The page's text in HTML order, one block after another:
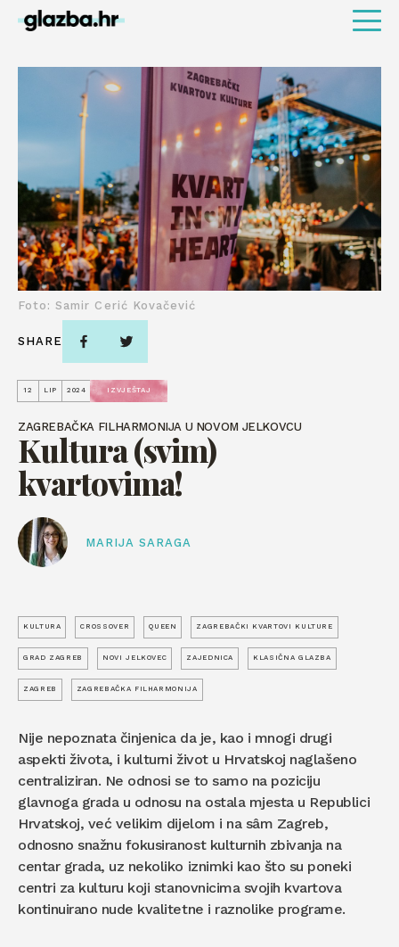
12 LIP 2024 IZVJEŠTAJ
ZAGREBAČKA FILHARMONIJA U NOVOM JELKOVCU
Kultura (svim)
kvartovima!
MARIJA SARAGA
Foto: Samir Cerić Kovačević
SHARE
KULTURA CROSSOVER QUEEN ZAGREBAČKI KVARTOVI KULTURE
GRAD ZAGREB NOVI JELKOVEC ZAJEDNICA KLASIČNA GLAZBA
ZAGREB ZAGREBAČKA FILHARMONIJA
Nije nepoznata činjenica da je, kao i mnogi drugi
aspekti života, i kulturni život u Hrvatskoj naglašeno
centraliziran. Ne odnosi se to samo na poziciju
glavnoga grada u odnosu na ostala mjesta u Republici
Hrvatskoj, već velikim dijelom i na sâm Zagreb,
odnosno snažnu fokusiranost kulturnih zbivanja na
centar grada, uz nekoliko iznimki kao što su poneki
centri za kulturu koji stanovnicima svojih kvartova
kontinuirano nude kvalitetne i raznolike programe.